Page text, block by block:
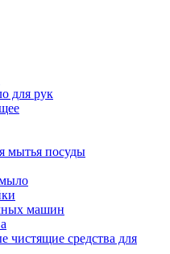
для рук
мытья посуды
машин
чистящие средства для